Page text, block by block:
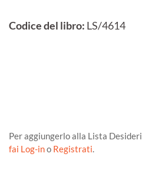
Codice del libro: LS/4614
Per aggiungerlo alla Lista Desideri
fai Log-ino Registrati.